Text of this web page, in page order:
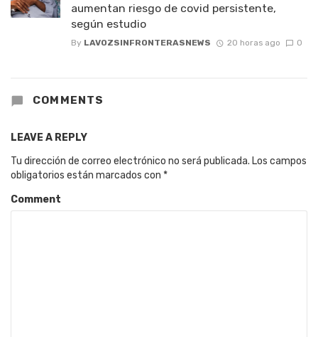
aumentan riesgo de covid persistente,
según estudio
By LAVOZSINFRONTERASNEWS 20 horas ago 0
COMMENTS
LEAVE A REPLY
Tu dirección de correo electrónico no será publicada. Los campos
obligatorios están marcados con *
Comment